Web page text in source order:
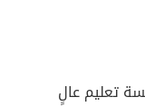
تعليم عالٍ